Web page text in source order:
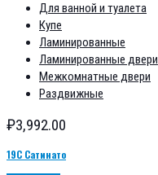
Для ванной и туалета
Купе
Ламинированные
Ламинированные двери
Межкомнатные двери
Раздвижные
₽3,992.00
19С Сатинато